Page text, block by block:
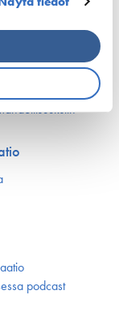
podcast